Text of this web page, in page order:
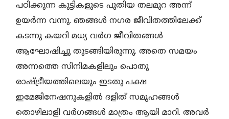
പഠിക്കുന്ന കുട്ടികളുടെ പുതിയ തലമുറ അന്ന്
ഉയർന്ന വന്നു. ഞങ്ങൾ നഗര ജീവിതത്തിലേക്ക്
കടന്നു കയറി മധ്യ വർഗ ജീവിതങ്ങൾ
ആഘോഷിച്ചു തുടങ്ങിയിരുന്നു. അതെ സമയം
അന്നത്തെ സിനിമകളിലും പൊതു
രാഷ്ട്രീയത്തിലെയും ഇടതു പക്ഷ
ഇമേജിനേഷനുകളിൽ ദളിത് സമൂഹങ്ങൾ
തൊഴിലാളി വർഗങ്ങൾ മാത്രം ആയി മാറി. അവർ